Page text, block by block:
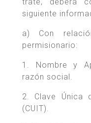
siguiente
a) Con
permisionario:
1. Nombre y
razón social.
2. Clave Única
(CUIT).